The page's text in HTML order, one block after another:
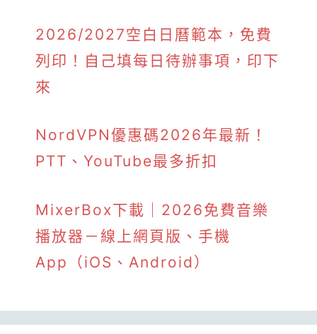
2026/2027空白日曆範本，免費
列印！自己填每日待辦事項，印下
來
NordVPN優惠碼2026年最新！
PTT、YouTube最多折扣
MixerBox下載｜2026免費音樂
播放器－線上網頁版、手機
App（iOS、Android）